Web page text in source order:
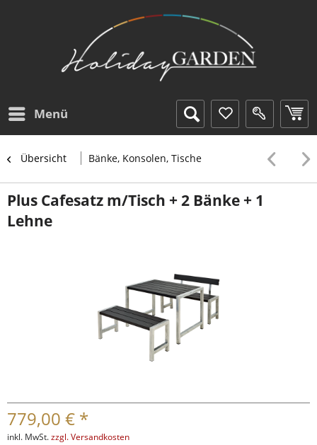
Menü
Übersicht Bänke, Konsolen, Tische
Plus Cafesatz m/Tisch + 2 Bänke + 1
Lehne
779,00 € *
inkl. MwSt.zzgl. Versandkosten